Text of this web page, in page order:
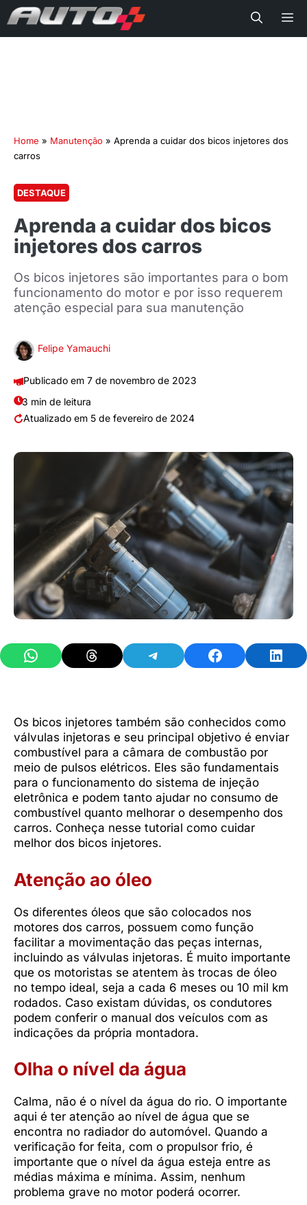
Home » Manutenção » Aprenda a cuidar dos bicos injetores dos
carros
DESTAQUE
Aprenda a cuidar dos bicos
injetores dos carros
Os bicos injetores são importantes para o bom
funcionamento do motor e por isso requerem
atenção especial para sua manutenção
Felipe Yamauchi
7 de novembro de 2023
3 min de leitura
5 de fevereiro de 2024
Share on WhatsAppShare on ThreadsShare on TelegramShare on Facebook
Os bicos injetores também são conhecidos como
válvulas injetoras e seu principal objetivo é enviar
combustível para a câmara de combustão por
meio de pulsos elétricos. Eles são fundamentais
para o funcionamento do sistema de injeção
eletrônica e podem tanto ajudar no consumo de
combustível quanto melhorar o desempenho dos
carros. Conheça nesse tutorial como cuidar
melhor dos bicos injetores.
Atenção ao óleo
Os diferentes óleos que são colocados nos
motores dos carros, possuem como função
facilitar a movimentação das peças internas,
incluindo as válvulas injetoras. É muito importante
que os motoristas se atentem às trocas de óleo
no tempo ideal, seja a cada 6 meses ou 10 mil km
rodados. Caso existam dúvidas, os condutores
podem conferir o manual dos veículos com as
indicações da própria montadora.
Olha o nível da água
Calma, não é o nível da água do rio. O importante
aqui é ter atenção ao nível de água que se
encontra no radiador do automóvel. Quando a
verificação for feita, com o propulsor frio, é
importante que o nível da água esteja entre as
médias máxima e mínima. Assim, nenhum
problema grave no motor poderá ocorrer.